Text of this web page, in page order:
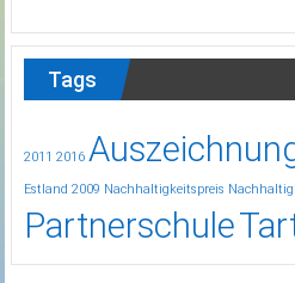
Tags
2011 2016
Estland 2009 Nachhaltigkeitspreis
Partnerschule